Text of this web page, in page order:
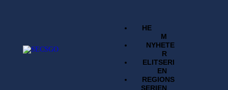
Kontakta oss
Sök
Regelverk
BUTI
HE
M
NYHETE
R
ELITSERI
EN
REGIONS
SERIEN